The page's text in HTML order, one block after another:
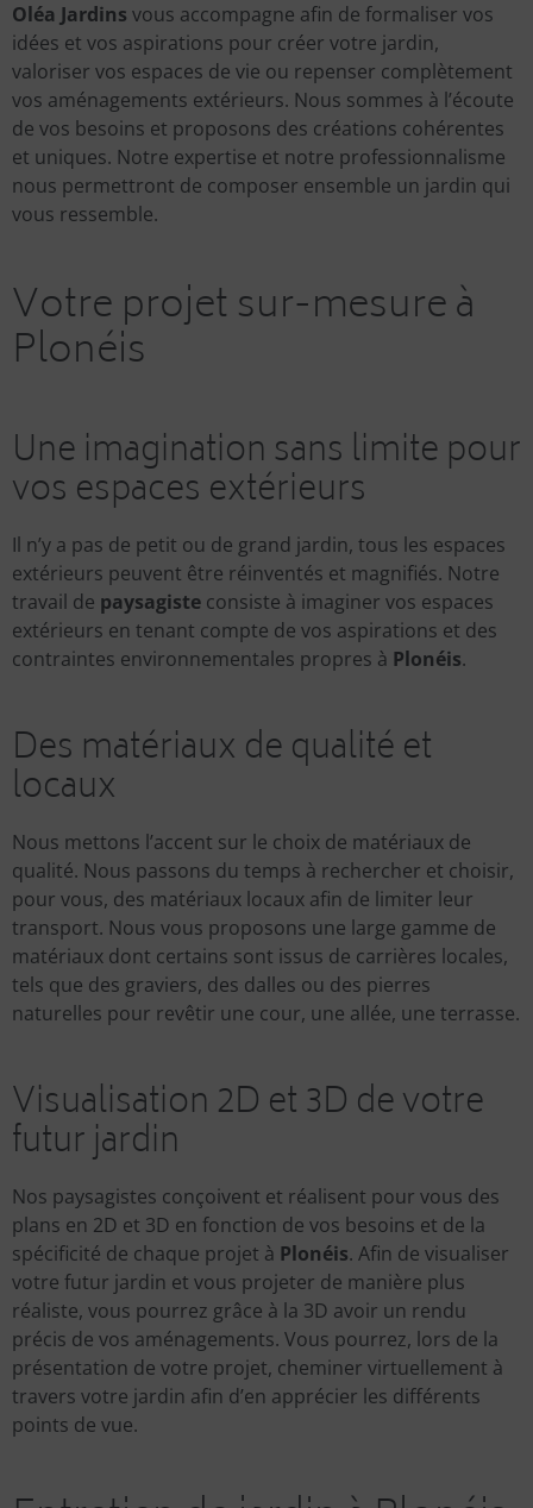
Oléa Jardins vous accompagne afin de formaliser vos
idées et vos aspirations pour créer votre jardin,
valoriser vos espaces de vie ou repenser complètement
vos aménagements extérieurs. Nous sommes à l’écoute
de vos besoins et proposons des créations cohérentes
et uniques. Notre expertise et notre professionnalisme
nous permettront de composer ensemble un jardin qui
vous ressemble.
Votre projet sur-mesure à
Plonéis
Une imagination sans limite pour
vos espaces extérieurs
Il n’y a pas de petit ou de grand jardin, tous les espaces
extérieurs peuvent être réinventés et magnifiés. Notre
travail de paysagiste consiste à imaginer vos espaces
extérieurs en tenant compte de vos aspirations et des
contraintes environnementales propres à Plonéis.
Des matériaux de qualité et
locaux
Nous mettons l’accent sur le choix de matériaux de
qualité. Nous passons du temps à rechercher et choisir,
pour vous, des matériaux locaux afin de limiter leur
transport. Nous vous proposons une large gamme de
matériaux dont certains sont issus de carrières locales,
tels que des graviers, des dalles ou des pierres
naturelles pour revêtir une cour, une allée, une terrasse.
Visualisation 2D et 3D de votre
futur jardin
Nos paysagistes conçoivent et réalisent pour vous des
plans en 2D et 3D en fonction de vos besoins et de la
spécificité de chaque projet à Plonéis. Afin de visualiser
votre futur jardin et vous projeter de manière plus
réaliste, vous pourrez grâce à la 3D avoir un rendu
précis de vos aménagements. Vous pourrez, lors de la
présentation de votre projet, cheminer virtuellement à
travers votre jardin afin d’en apprécier les différents
points de vue.